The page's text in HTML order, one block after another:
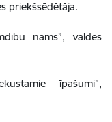
priekšsēdētāja.
nams”, valdes
īpašumi”,